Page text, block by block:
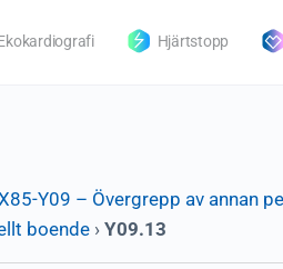
Hjärtstopp
Y09 – Övergrepp av annan
boende › Y09.13